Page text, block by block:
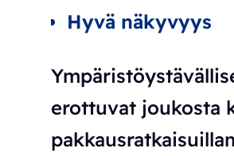
Hyvä näkyvyys
erottuvat joukosta